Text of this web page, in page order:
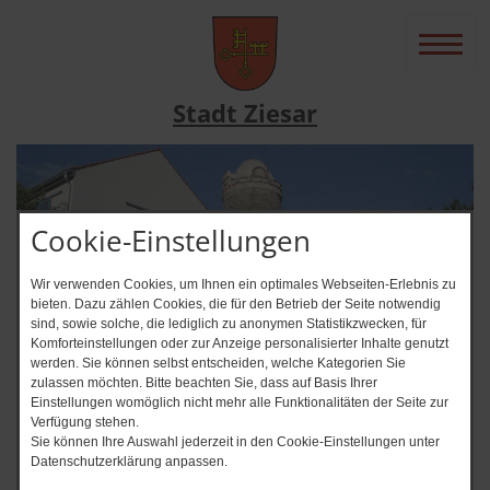
Cookie-Einstellungen
Wir verwenden Cookies, um Ihnen ein optimales Webseiten-Erlebnis zu
bieten. Dazu zählen Cookies, die für den Betrieb der Seite notwendig
sind, sowie solche, die lediglich zu anonymen Statistikzwecken, für
Komforteinstellungen oder zur Anzeige personalisierter Inhalte genutzt
werden. Sie können selbst entscheiden, welche Kategorien Sie
zulassen möchten. Bitte beachten Sie, dass auf Basis Ihrer
Einstellungen womöglich nicht mehr alle Funktionalitäten der Seite zur
Verfügung stehen.
Sie können Ihre Auswahl jederzeit in den Cookie-Einstellungen unter
Datenschutzerklärung anpassen.
Stadt Ziesar
News-Ticker
Immer auf dem Laufenden? + +